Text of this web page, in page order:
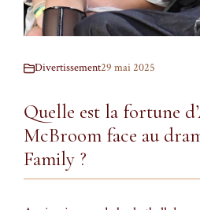
Divertissement29 mai 2025
Quelle est la fortune
McBroom face au
Family ?